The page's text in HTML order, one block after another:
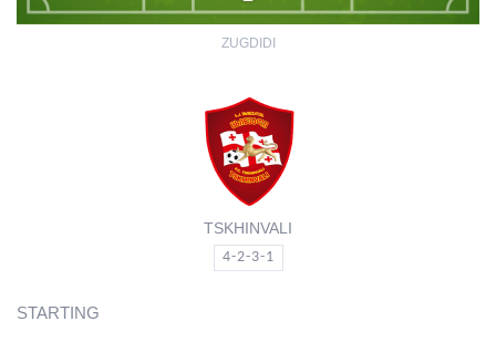
TSKHINVALI
4-2-3-1
STARTING
ZUGDIDI